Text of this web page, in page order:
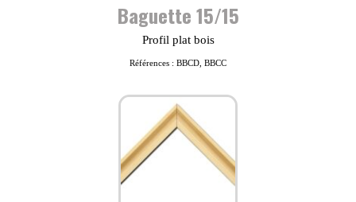
Baguette 15/15
Profil plat bois
Références : BBCD, BBCC